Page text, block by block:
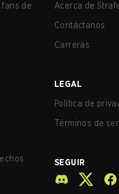
fans de
Acerca de
Contáctanos
Carreras
LEGAL
Política de
Términos de
SEGUIR